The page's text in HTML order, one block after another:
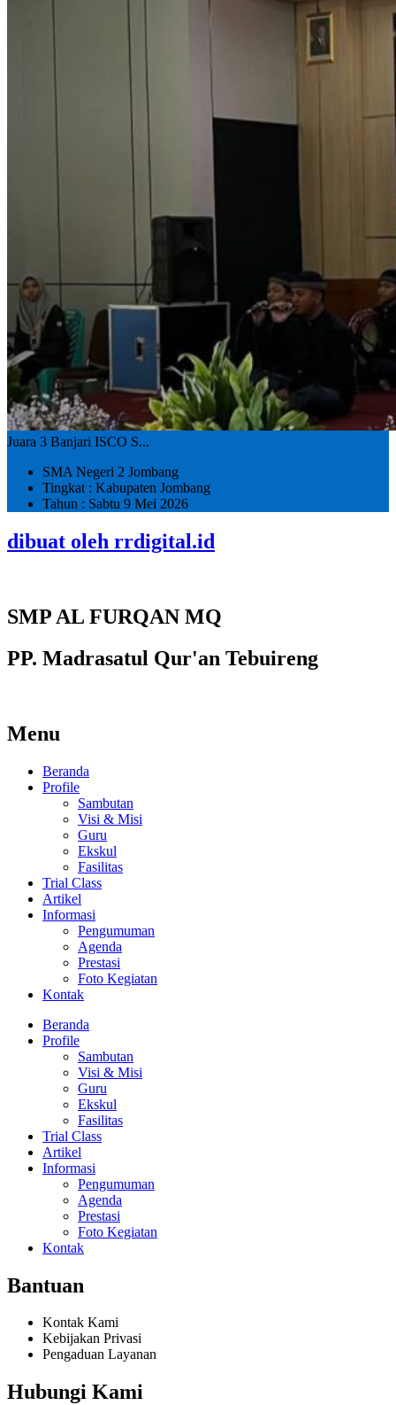
Juara 3 Banjari ISCO S...
SMA Negeri 2 Jombang
Tingkat : Kabupaten Jombang
Tahun : Sabtu 9 Mei 2026
dibuat oleh rrdigital.id
SMP AL FURQAN MQ
PP. Madrasatul Qur'an Tebuireng
Menu
Beranda
Profile
Sambutan
Visi & Misi
Guru
Ekskul
Fasilitas
Trial Class
Artikel
Informasi
Pengumuman
Agenda
Prestasi
Foto Kegiatan
Kontak
Beranda
Profile
Sambutan
Visi & Misi
Guru
Ekskul
Fasilitas
Trial Class
Artikel
Informasi
Pengumuman
Agenda
Prestasi
Foto Kegiatan
Kontak
Bantuan
Kontak Kami
Kebijakan Privasi
Pengaduan Layanan
Hubungi Kami